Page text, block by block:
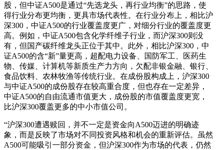
股，但中证A500是通过“先选龙头，再行业均衡”的思路，使
得行业分布更均衡，更具市场代表性。在行业分布上，相比沪
深300，中证A500的行业覆盖度更广，对细分行业的覆盖度更
高。例如，中证A500包含化学纤维子行业，而沪深300则没
有，但国产碳纤维龙头正位于其中。此外，相比沪深300，中
证A500的含“新”量更高，超配电力设备、国防军工、医药生
物、传媒、计算机等新质生产力方向，欠配非银金融、银行、
食品饮料、农林牧渔等传统行业。在成份股构成上，沪深300
与中证A500的成份股存在较高重合度，但也存在一定差异，
中证A500的自由流通市值更大，成份股的市值覆盖度更宽，
比沪深300覆盖更多的中小市值公司。
“沪深300遭遇赎回，并不一定是资金向A500迈进的明确迹
象，而是反映了市场对不同投资风格和机会的重新评估。虽然
A500可能吸引一部分资金，但沪深300作为市场的代表，仍然